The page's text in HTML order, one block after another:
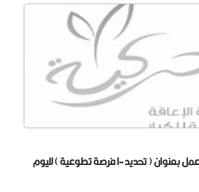
استمرار ورشة عمل بعنوان ( تحديد ١٠٠ فرصة تطوعية ) لليوم